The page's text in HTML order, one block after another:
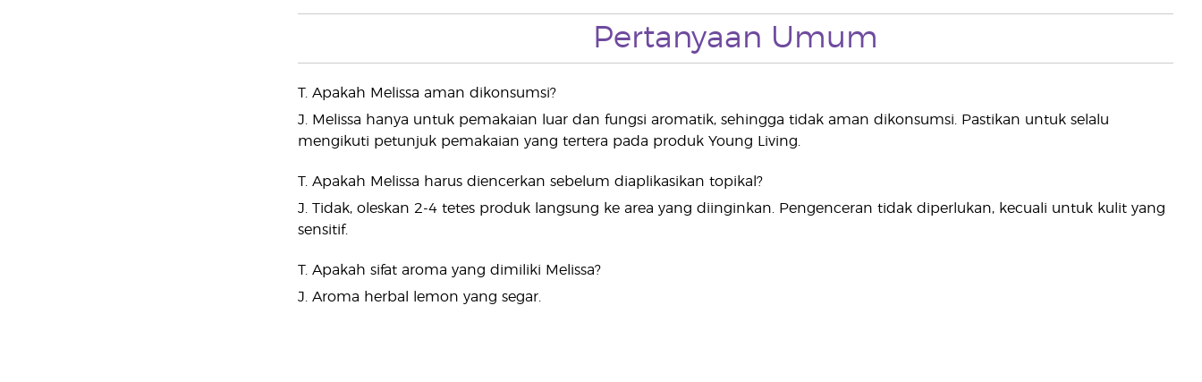
Pertanyaan Umum
T. Apakah Melissa aman dikonsumsi?
J. Melissa hanya untuk pemakaian luar dan fungsi aromatik, sehingga tidak aman dikonsumsi. Pastikan untuk selalu
mengikuti petunjuk pemakaian yang tertera pada produk Young Living.
T. Apakah Melissa harus diencerkan sebelum diaplikasikan topikal?
J. Tidak, oleskan 2-4 tetes produk langsung ke area yang diinginkan. Pengenceran tidak diperlukan, kecuali untuk kulit yang
sensitif.
T. Apakah sifat aroma yang dimiliki Melissa?
J. Aroma herbal lemon yang segar.